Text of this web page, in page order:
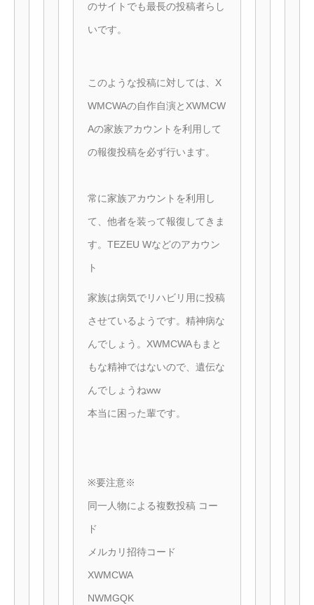
のサイトでも最長の投稿者らし
いです。
このような投稿に対しては、X
WMCWAの自作自演とXWMCW
Aの家族アカウントを利用して
の報復投稿を必ず行います。
常に家族アカウントを利用し
て、他者を装って報復してきま
す。TEZEU Wなどのアカウン
ト
家族は病気でリハビリ用に投稿
させているようです。精神病な
んでしょう。XWMCWAもまと
もな精神ではないので、遺伝な
んでしょうねww
本当に困った輩です。
※要注意※
同一人物による複数投稿 コー
ド
メルカリ招待コード
XWMCWA
NWMGQK